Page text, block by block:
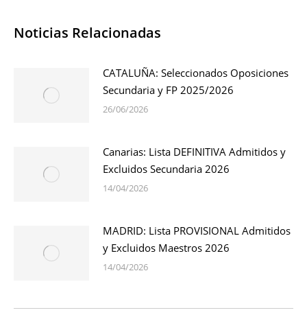
Noticias Relacionadas
CATALUÑA: Seleccionados Oposiciones
Secundaria y FP 2025/2026
26/06/2026
Canarias: Lista DEFINITIVA Admitidos y
Excluidos Secundaria 2026
14/04/2026
MADRID: Lista PROVISIONAL Admitidos
y Excluidos Maestros 2026
14/04/2026